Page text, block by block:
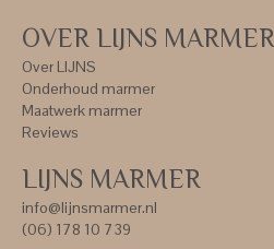
OVER LIJNS MARMER
Over LIJNS
Onderhoud marmer
Maatwerk marmer
Reviews
LIJNS MARMER
info@lijnsmarmer.nl
(06) 178 10 739